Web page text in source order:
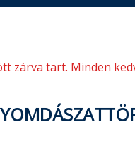
zárva tart. Minden